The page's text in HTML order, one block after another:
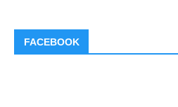
FACEBOOK